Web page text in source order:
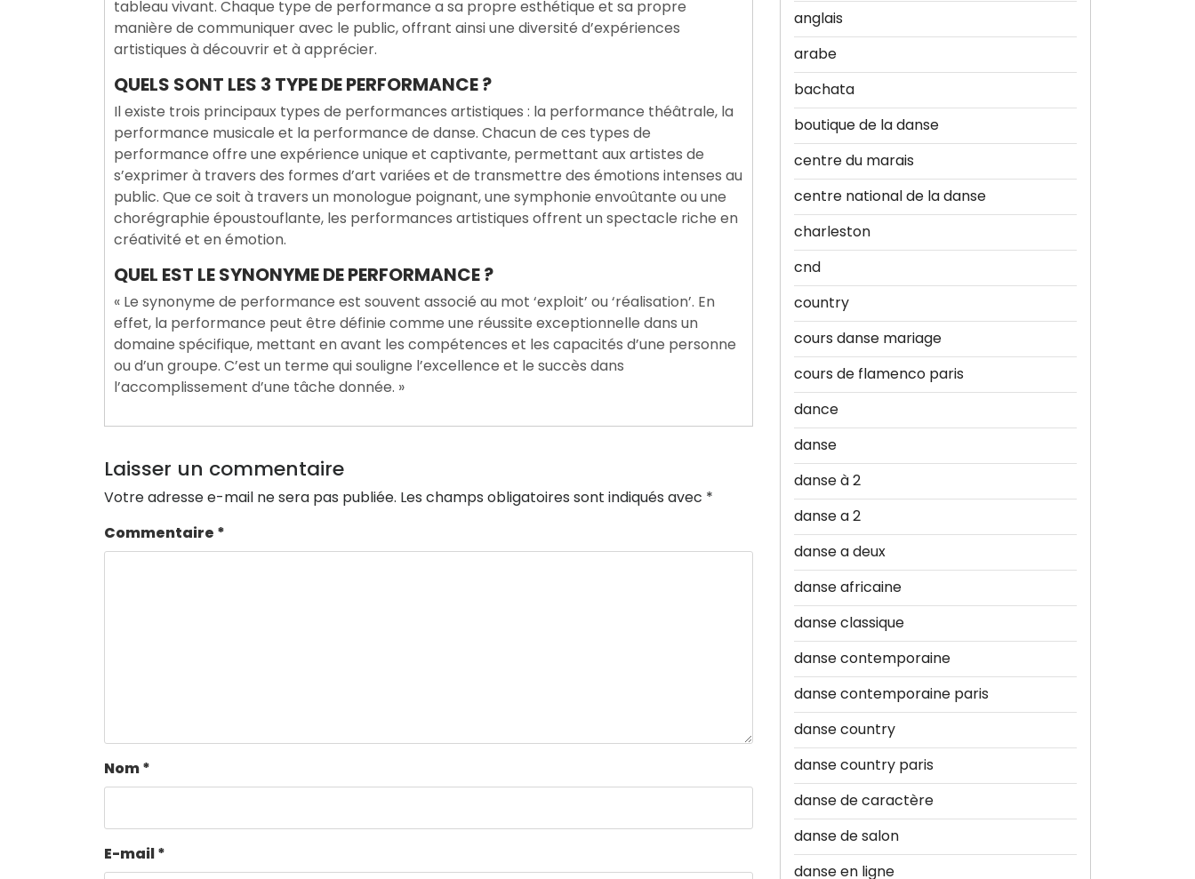
tableau vivant. Chaque type de performance a sa propre esthétique et sa propre
manière de communiquer avec le public, offrant ainsi une diversité d’expériences
artistiques à découvrir et à apprécier.
QUELS SONT LES 3 TYPE DE PERFORMANCE ?
Il existe trois principaux types de performances artistiques : la performance théâtrale, la
performance musicale et la performance de danse. Chacun de ces types de
performance offre une expérience unique et captivante, permettant aux artistes de
s’exprimer à travers des formes d’art variées et de transmettre des émotions intenses au
public. Que ce soit à travers un monologue poignant, une symphonie envoûtante ou une
chorégraphie époustouflante, les performances artistiques offrent un spectacle riche en
créativité et en émotion.
QUEL EST LE SYNONYME DE PERFORMANCE ?
« Le synonyme de performance est souvent associé au mot ‘exploit’ ou ‘réalisation’. En
effet, la performance peut être définie comme une réussite exceptionnelle dans un
domaine spécifique, mettant en avant les compétences et les capacités d’une personne
ou d’un groupe. C’est un terme qui souligne l’excellence et le succès dans
l’accomplissement d’une tâche donnée. »
Laisser un commentaire
Votre adresse e-mail ne sera pas publiée. Les champs obligatoires sont indiqués avec *
Commentaire *
Nom*
E-mail*
anglais
arabe
bachata
boutique de la danse
centre du marais
centre national de la danse
charleston
cnd
country
cours danse mariage
cours de flamenco paris
dance
danse
danse à 2
danse a 2
danse a deux
danse africaine
danse classique
danse contemporaine
danse contemporaine paris
danse country
danse country paris
danse de caractère
danse de salon
danse en ligne